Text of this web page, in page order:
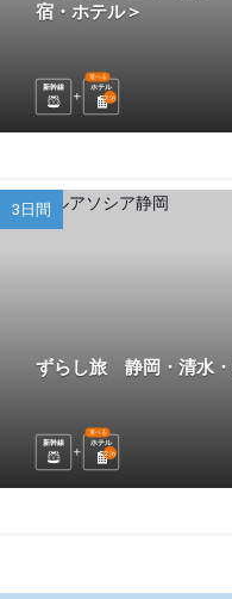
宿・ホテル＞
新幹線 ホテル
選べる
2泊
3日間
ずらし旅 静岡・清水
新幹線 ホテル
選べる
2泊